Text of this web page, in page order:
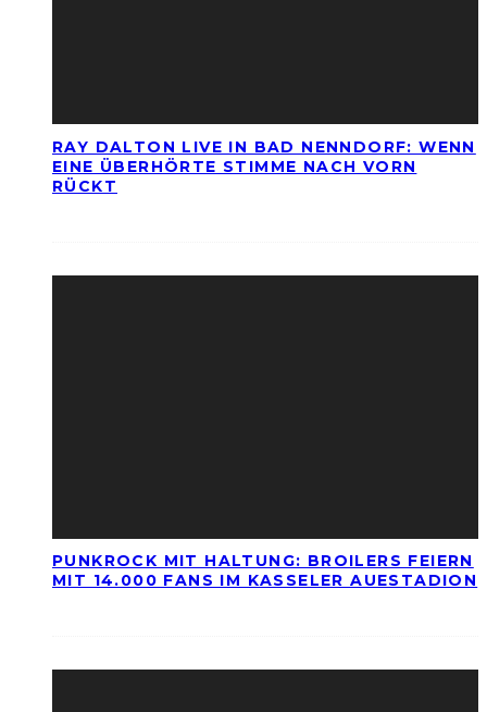
RAY DALTON LIVE IN BAD NENNDORF: WENN
EINE ÜBERHÖRTE STIMME NACH VORN
RÜCKT
PUNKROCK MIT HALTUNG: BROILERS FEIERN
MIT 14.000 FANS IM KASSELER AUESTADION